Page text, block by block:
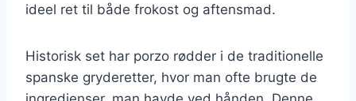
ideel ret til både frokost og aftensmad.
Historisk set har porzo rødder i de traditionelle
spanske gryderetter, hvor man ofte brugte de